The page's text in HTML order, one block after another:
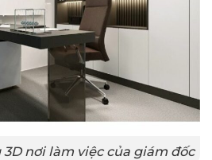
nơi làm việc của giám đốc